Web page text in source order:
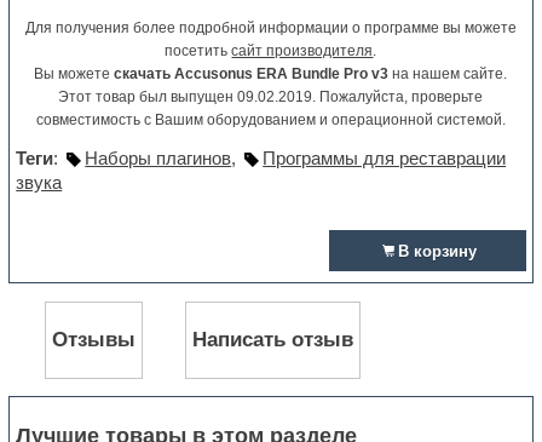
Для получения более подробной информации о программе вы можете
посетитьсайт производителя.
Вы можетескачать Accusonus ERA Bundle Pro v3 на нашем сайте.
Этот товар был выпущен 09.02.2019. Пожалуйста, проверьте
совместимость с Вашим оборудованием и операционной системой.
Теги: Наборы плагинов,
Программы для реставрации
звука
В корзину
Отзывы Написать отзыв
Лучшие товары в этом разделе